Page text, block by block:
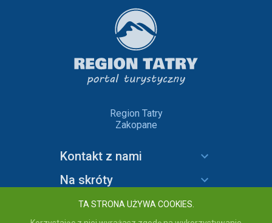
Region Tatry
Zakopane
Kontakt z nami
Na skróty
Informacje
TA STRONA UŻYWA COOKIES.